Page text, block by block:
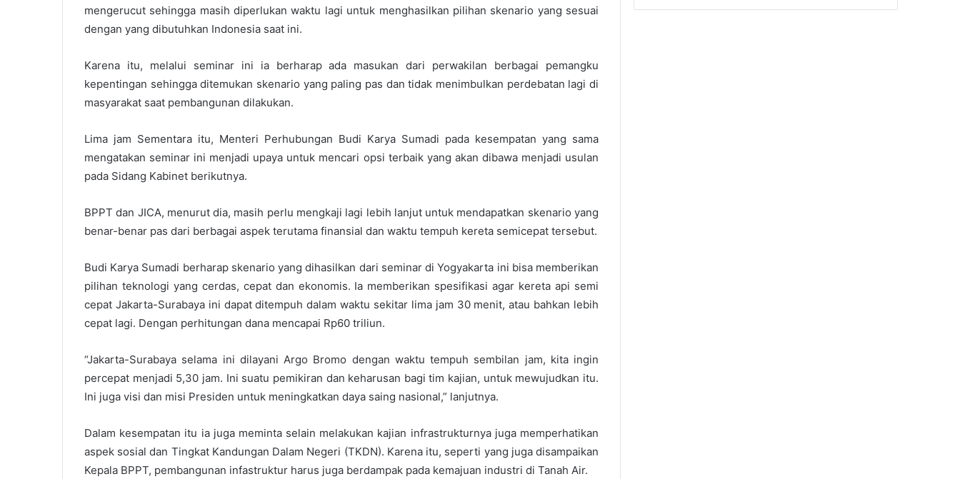
mengerucut sehingga masih diperlukan waktu lagi untuk menghasilkan pilihan skenario yang sesuai
dengan yang dibutuhkan Indonesia saat ini.
Karena itu, melalui seminar ini ia berharap ada masukan dari perwakilan berbagai pemangku
kepentingan sehingga ditemukan skenario yang paling pas dan tidak menimbulkan perdebatan lagi di
masyarakat saat pembangunan dilakukan.
Lima jam Sementara itu, Menteri Perhubungan Budi Karya Sumadi pada kesempatan yang sama
mengatakan seminar ini menjadi upaya untuk mencari opsi terbaik yang akan dibawa menjadi usulan
pada Sidang Kabinet berikutnya.
BPPT dan JICA, menurut dia, masih perlu mengkaji lagi lebih lanjut untuk mendapatkan skenario yang
benar-benar pas dari berbagai aspek terutama finansial dan waktu tempuh kereta semicepat tersebut.
Budi Karya Sumadi berharap skenario yang dihasilkan dari seminar di Yogyakarta ini bisa memberikan
pilihan teknologi yang cerdas, cepat dan ekonomis. Ia memberikan spesifikasi agar kereta api semi
cepat Jakarta-Surabaya ini dapat ditempuh dalam waktu sekitar lima jam 30 menit, atau bahkan lebih
cepat lagi. Dengan perhitungan dana mencapai Rp60 triliun.
“Jakarta-Surabaya selama ini dilayani Argo Bromo dengan waktu tempuh sembilan jam, kita ingin
percepat menjadi 5,30 jam. Ini suatu pemikiran dan keharusan bagi tim kajian, untuk mewujudkan itu.
Ini juga visi dan misi Presiden untuk meningkatkan daya saing nasional,” lanjutnya.
Dalam kesempatan itu ia juga meminta selain melakukan kajian infrastrukturnya juga memperhatikan
aspek sosial dan Tingkat Kandungan Dalam Negeri (TKDN). Karena itu, seperti yang juga disampaikan
Kepala BPPT, pembangunan infastruktur harus juga berdampak pada kemajuan industri di Tanah Air.